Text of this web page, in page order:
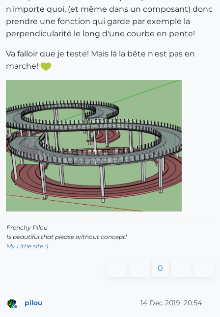
n'importe quoi, (et même dans un composant) donc
prendre une fonction qui garde par exemple la
perpendicularité le long d'une courbe en pente!
Va falloir que je teste! Mais là la bête n'est pas en
marche!
Frenchy Pilou
Is beautiful that please without concept!
My Little site :)
0
pilou 14 Dec 2019, 20:54